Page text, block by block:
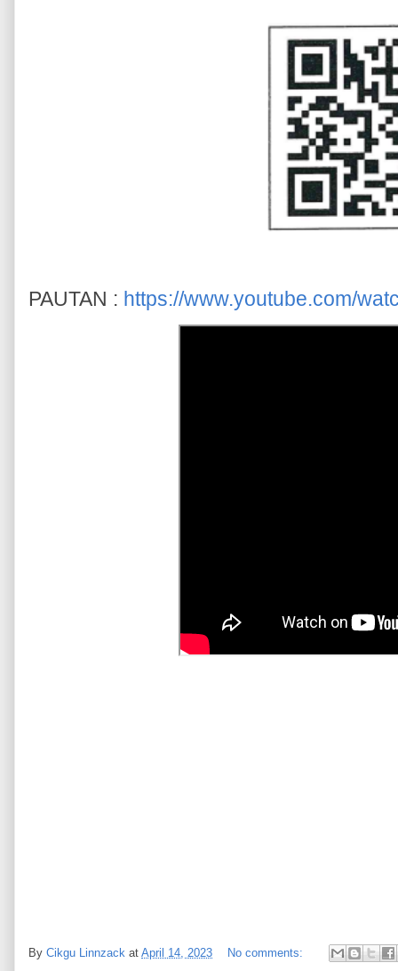
PAUTAN : https://www.youtube.com/
By Cikgu Linnzack at April 14, 2023 No comments: